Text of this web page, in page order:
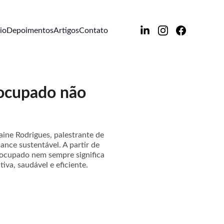
DepoimentosArtigosContato
não
Rodrigues, palestrante de
sustentável. A partir de
nem sempre significa
saudável e eficiente.